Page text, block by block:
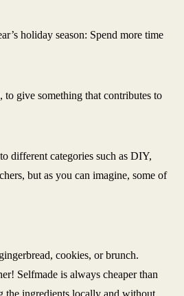
holiday season: Spend more time
to give something that contributes to
different categories such as DIY,
but as you can imagine, some of
cookies, or brunch.
Selfmade is always cheaper than